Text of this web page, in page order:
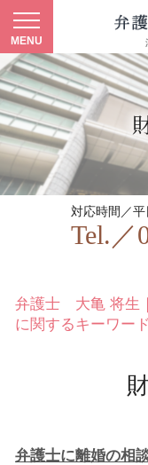
対応時間／
Tel.／
弁護士 大亀 将生
に関するキーワード
弁護士に離婚の相